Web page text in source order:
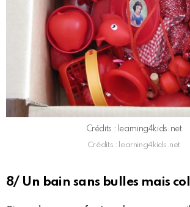
Crédits : learning4kids.net
Crédits : learning4kids.net
8/ Un bain sans bulles mais